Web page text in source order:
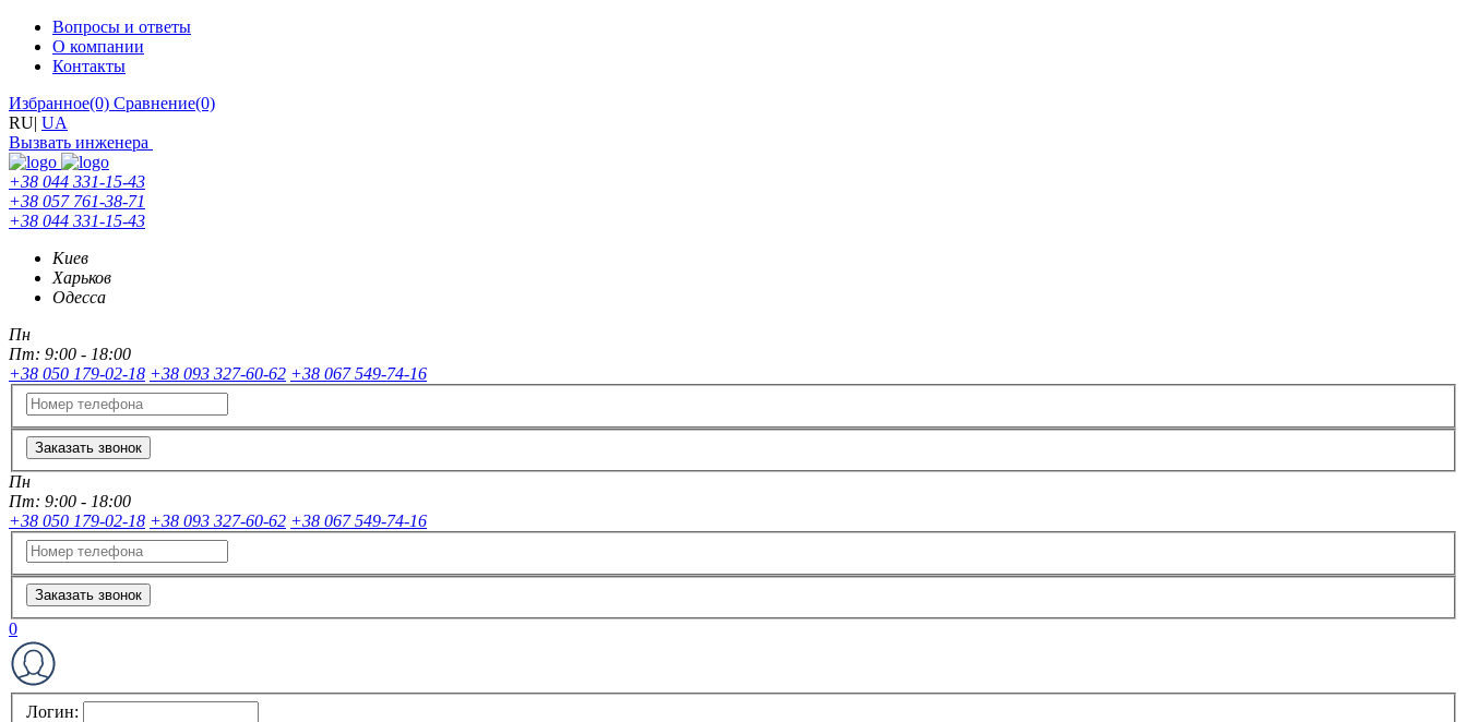
Вопросы и ответы
О компании
Контакты
Избранное(0) Сравнение(0)
RU| UA
Вызвать инженера
+38 044 331-15-43
+38 057 761-38-71
+38 044 331-15-43
Киев
Харьков
Одесса
Пн
Пт: 9:00 - 18:00
+38 050 179-02-18 +38 093 327-60-62 +38 067 549-74-16
Заказать звонок
Пн
Пт: 9:00 - 18:00
+38 050 179-02-18 +38 093 327-60-62 +38 067 549-74-16
Заказать звонок
0
Логин: